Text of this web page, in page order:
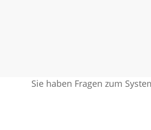
Sie haben Fragen zum